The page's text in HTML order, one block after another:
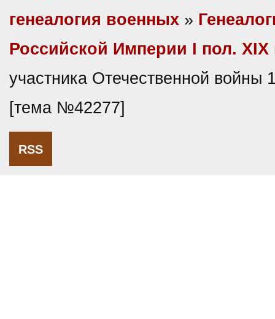
генеалогия военных »
Российской Империи I пол. XIX
участника Отечественной войны
[тема №42277]
RSS